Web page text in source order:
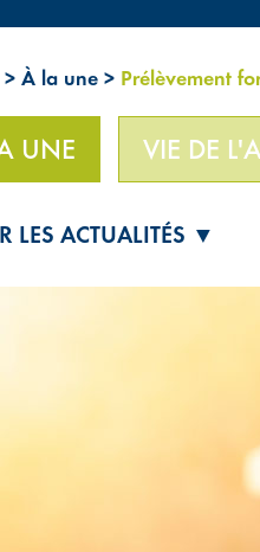
> À la une > Prélèvement
UNE VIE DE
LES ACTUALITÉS ▼